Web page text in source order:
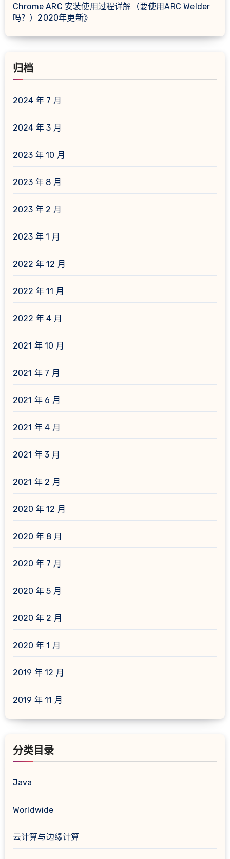
Chrome ARC 安装使用过程详解（要使用ARC Welder
吗？）2020年更新》
归档
2024 年 7 月
2024 年 3 月
2023 年 10 月
2023 年 8 月
2023 年 2 月
2023 年 1 月
2022 年 12 月
2022 年 11 月
2022 年 4 月
2021 年 10 月
2021 年 7 月
2021 年 6 月
2021 年 4 月
2021 年 3 月
2021 年 2 月
2020 年 12 月
2020 年 8 月
2020 年 7 月
2020 年 5 月
2020 年 2 月
2020 年 1 月
2019 年 12 月
2019 年 11 月
分类目录
Java
Worldwide
云计算与边缘计算